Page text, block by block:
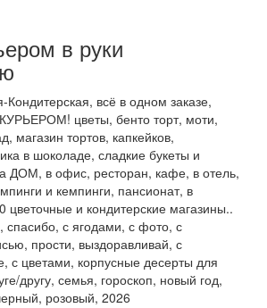
в руки
всё в одном заказе,
цветы, бенто торт, моти,
магазин тортов, капкейков,
в шоколаде, сладкие букеты и
ДОМ, в офис, ресторан, кафе, в отель,
и кемпинги, пансионат, в
цветочные и кондитерские магазины..
спасибо, с ягодами, с фото, с
прости, выздоравливай, с
с цветами, корпусные десерты для
другу, семья, гороскоп, новый год,
розовый, 2026